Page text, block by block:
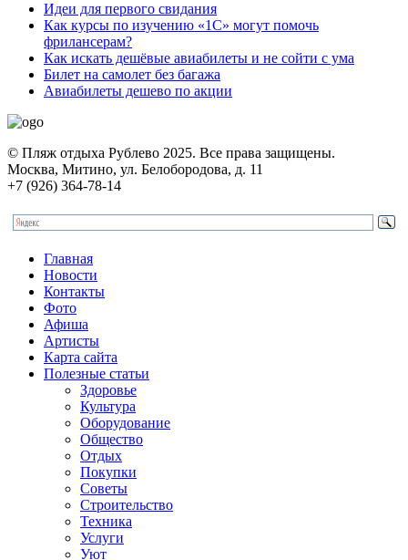
Идеи для первого свидания
Как курсы по изучению «1С» могут помочь
фрилансерам?
Как искать дешёвые авиабилеты и не сойти с ума
Билет на самолет без багажа
Авиабилеты дешево по акции
© Пляж отдыха Рублево 2025. Все права защищены.
Москва, Митино, ул. Белобородова, д. 11
+7 (926) 364-78-14
Главная
Новости
Контакты
Фото
Афиша
Артисты
Карта сайта
Полезные статьи
Здоровье
Культура
Оборудование
Общество
Отдых
Покупки
Советы
Строительство
Техника
Услуги
Уют